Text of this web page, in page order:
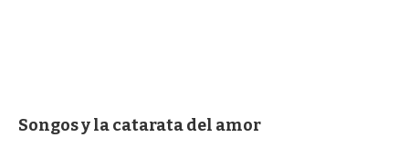
Songos y la catarata del amor